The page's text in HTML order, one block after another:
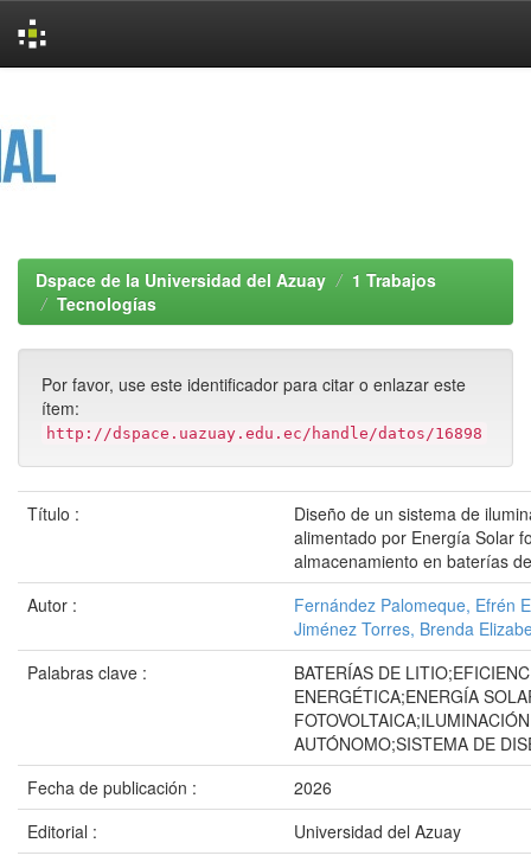
Dspace de la Universidad del Azuay
1 Trabajos
Tecnologías
Por favor, use este identificador para citar o enlazar este
ítem:
http://dspace.uazuay.edu.ec/handle/datos/16898
Título :
Diseño de un sistema de
alimentado por Energía Solar
almacenamiento en baterías
Autor :
Fernández Palomeque, Efrén
Jiménez Torres, Brenda
Palabras clave :
BATERÍAS DE
ENERGÉTICA;ENERGÍA
AUTÓNOMO;SISTEMA DE
Fecha de publicación :
2026
Editorial :
Universidad del Azuay